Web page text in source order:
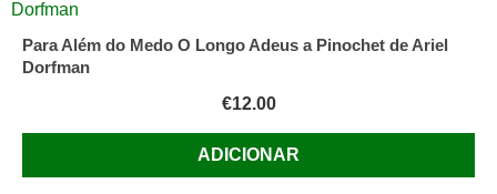
Para Além do Medo O Longo Adeus a Pinochet de Ariel
Dorfman
€12.00
ADICIONAR